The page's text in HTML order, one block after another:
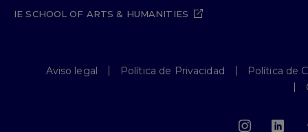
IE SCHOOL OF ARTS & HUMANITIES
Aviso legal Política de Privacidad
Política de